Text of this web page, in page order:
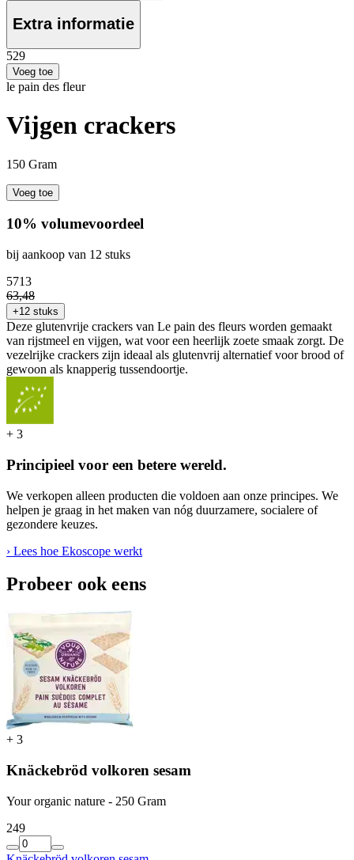
Extra informatie
529
Voeg toe
le pain des fleur
Vijgen crackers
150 Gram
Voeg toe
10% volumevoordeel
bij aankoop van 12 stuks
5713
63,48
+12 stuks
Deze glutenvrije crackers van Le pain des fleurs worden gemaakt
van rijstmeel en vijgen, wat voor een heerlijk zoete smaak zorgt. De
vezelrijke crackers zijn ideaal als glutenvrij alternatief voor brood of
gewoon als knapperig tussendoortje.
+ 3
Principieel voor een betere wereld.
We verkopen alleen producten die voldoen aan onze principes. We
helpen je graag in het maken van nóg duurzamere, socialere of
gezondere keuzes.
› Lees hoe Ekoscope werkt
Probeer ook eens
+ 3
Knäckebröd volkoren sesam
Your organic nature - 250 Gram
249